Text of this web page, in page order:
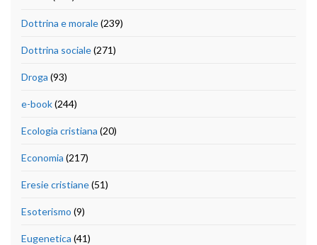
Dottrina e morale(239)
Dottrina sociale(271)
Droga (93)
e-book(244)
Ecologia cristiana (20)
Economia (217)
Eresie cristiane(51)
Esoterismo (9)
Eugenetica (41)